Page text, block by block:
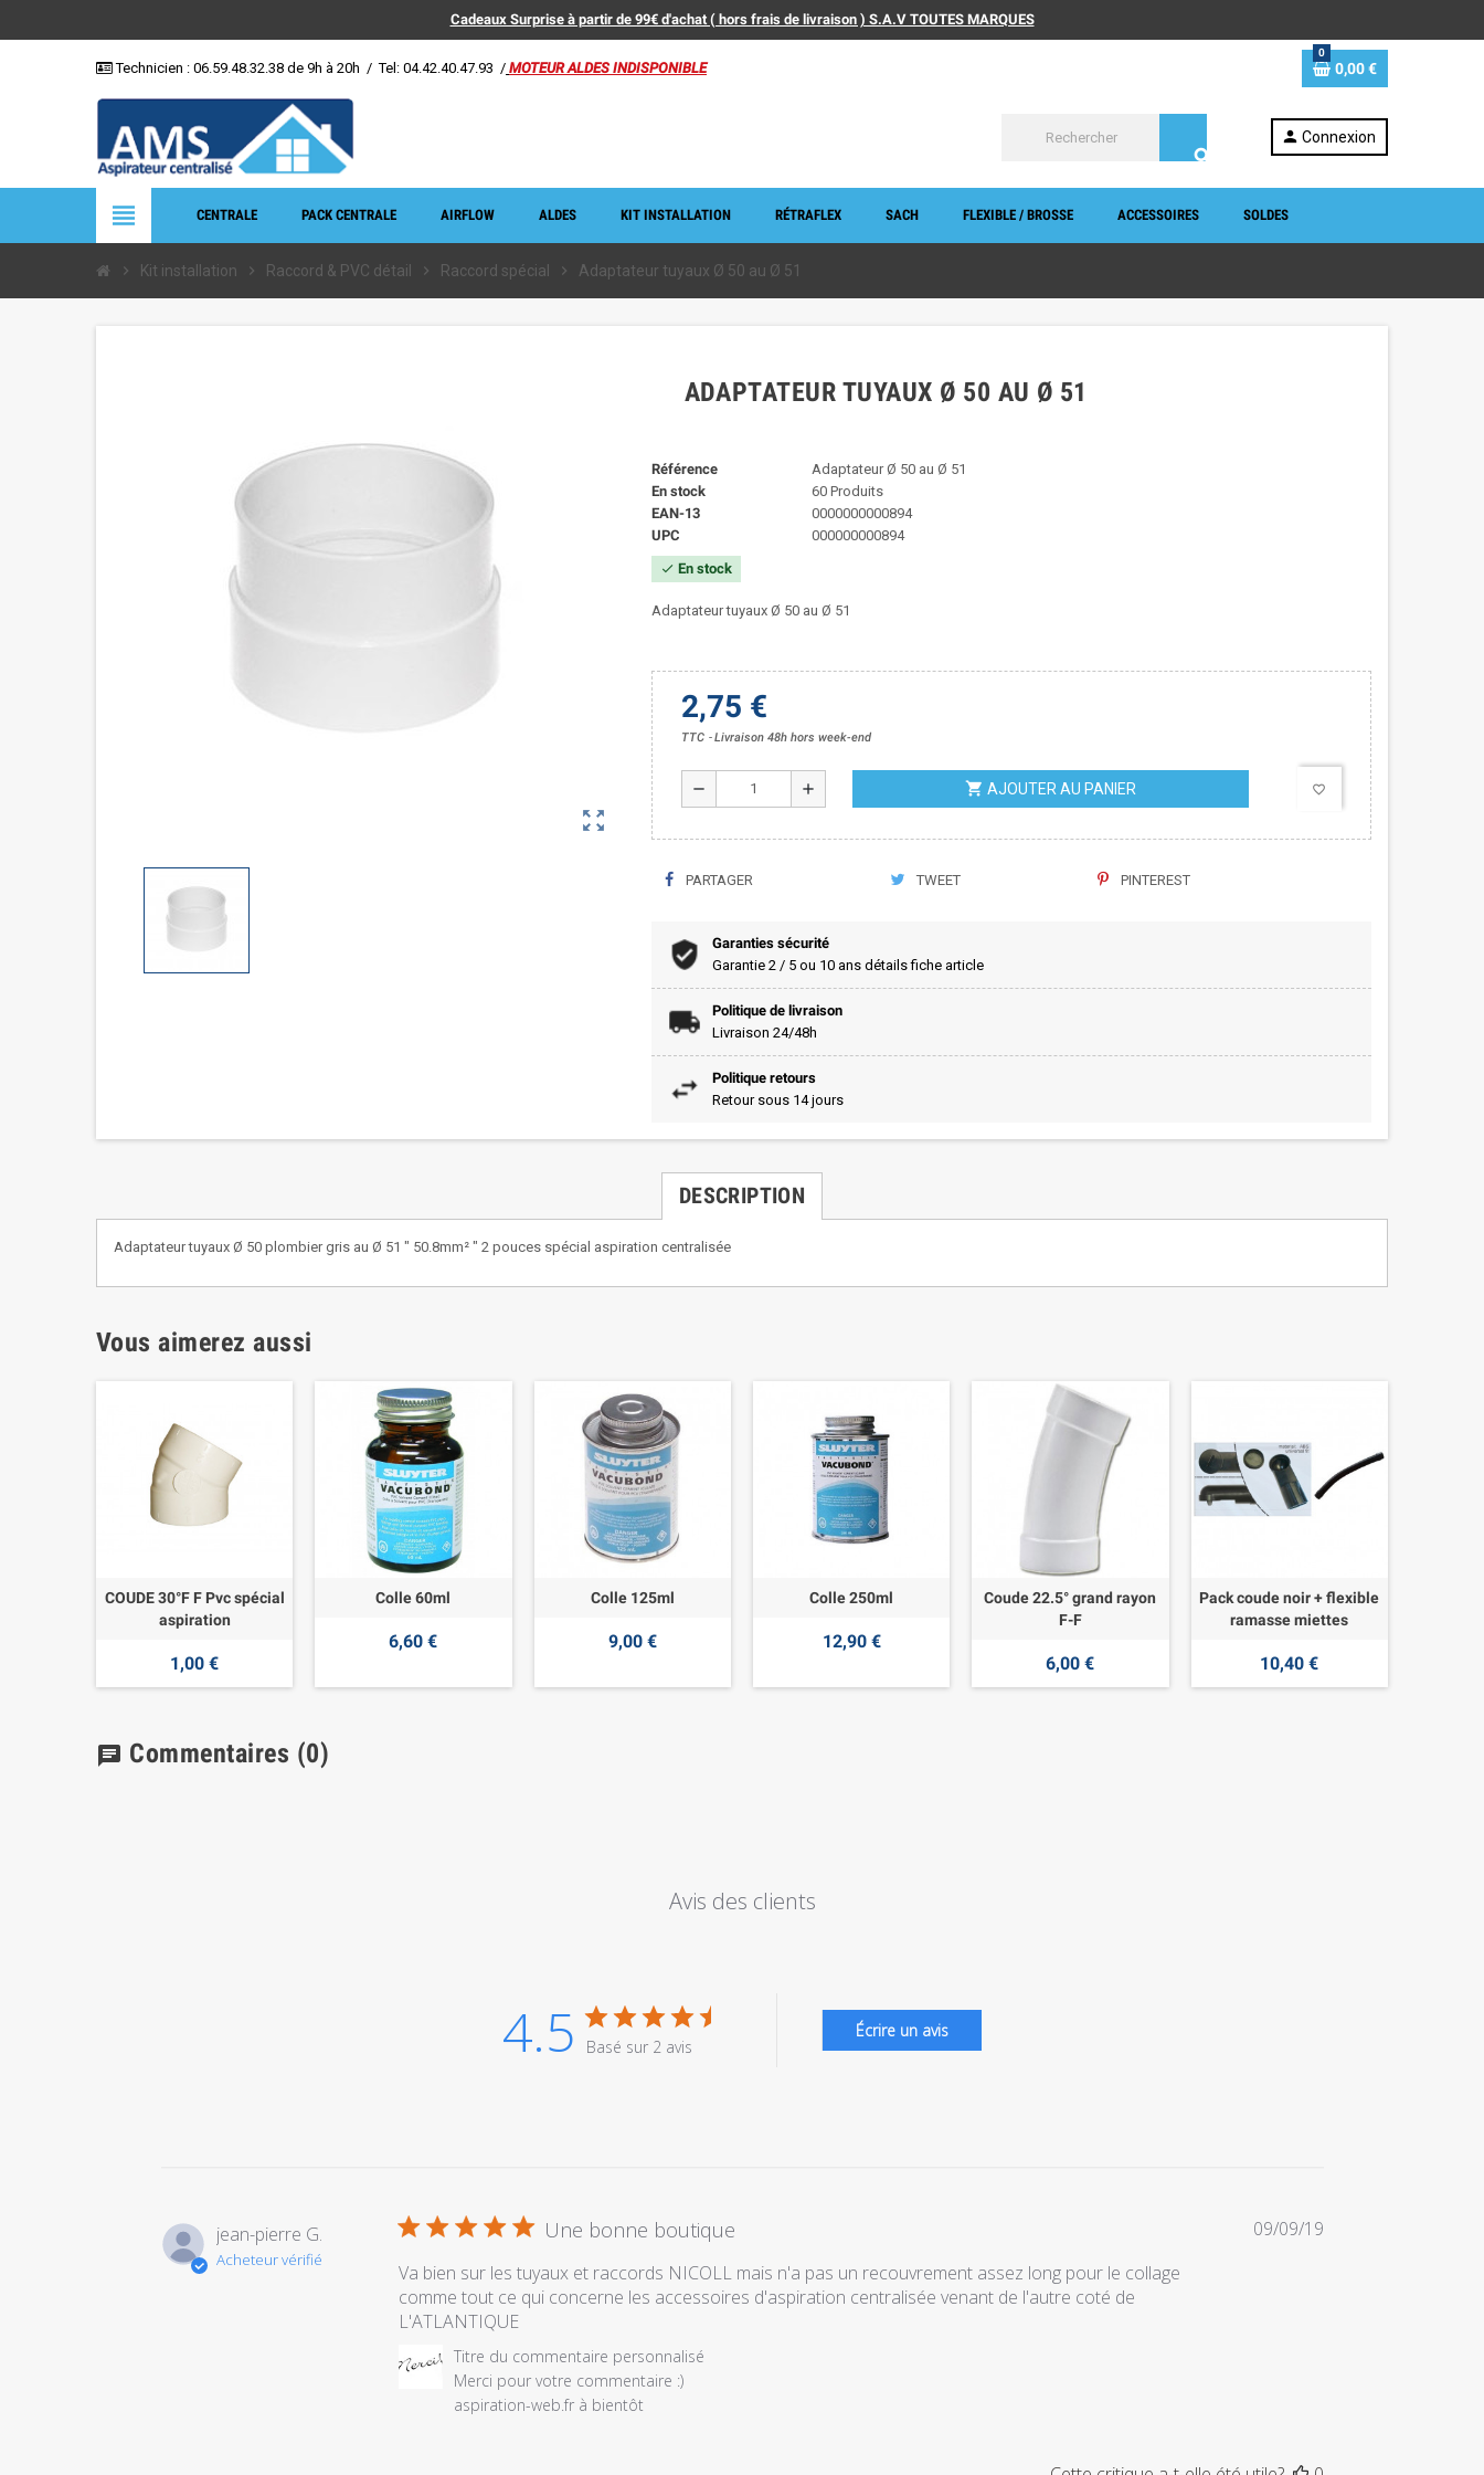
Cadeaux Surprise à partir de 99€ d'achat ( hors frais de livraison ) S.A.V TOUTES MARQUES
Technicien : 06.59.48.32.38 de 9h à 20h / Tel: 04.42.40.47.93 / MOTEUR ALDES INDISPONIBLE
0
0,00 €
search
person Connexion
view_headline CENTRALE PACK CENTRALE AIRFLOW ALDES KIT INSTALLATION RÉTRAFLEX SACH FLEXIBLE / BROSSE ACCESSOIRES SOLDES
chevron_right Kit installation chevron_right Raccord & PVC détail chevron_right Raccord spécial chevron_right Adaptateur tuyaux Ø 50 au Ø 51
zoom_out_map
ADAPTATEUR TUYAUX Ø 50 AU Ø 51
Référence
Adaptateur Ø 50 au Ø 51
En stock
60 Produits
EAN-13
0000000000894
UPC
000000000894
check En stock
Adaptateur tuyaux Ø 50 au Ø 51
2,75 €
TTC Livraison 48h hors week-end
remove add shopping_cart AJOUTER AU PANIER favorite_border
PARTAGER TWEET PINTEREST
Garanties sécurité
Garantie 2 / 5 ou 10 ans détails fiche article
Politique de livraison
Livraison 24/48h
Politique retours
Retour sous 14 jours
DESCRIPTION
Adaptateur tuyaux Ø 50 plombier gris au Ø 51 " 50.8mm² " 2 pouces spécial aspiration centralisée
Vous aimerez aussi
COUDE 30°F F Pvc spécial
aspiration
1,00 €
Colle 60ml
6,60 €
Colle 125ml
9,00 €
Colle 250ml
12,90 €
Coude 22.5° grand rayon
F-F
6,00 €
Pack coude noir + flexible
ramasse miettes
10,40 €
chat Commentaires (0)
Avis des clients
4.5 Basé sur 2 avis
Écrire un avis
jean-pierre G.
Acheteur vérifié
Une bonne boutique
Va bien sur les tuyaux et raccords NICOLL mais n'a pas un recouvrement assez long pour le collage
comme tout ce qui concerne les accessoires d'aspiration centralisée venant de l'autre coté de
L'ATLANTIQUE
Commentaires
du
propriétaire
Titre du commentaire personnalisé
Merci pour votre commentaire :)
aspiration-web.fr à bientôt
Date
09/09/19